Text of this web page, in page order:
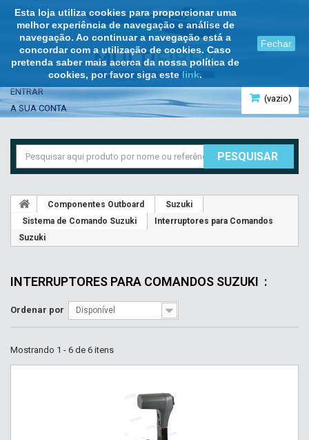
Esta loja utiliza cookies para proporcionar uma
melhor experiência de navegação e análise de
navegação. Ao continuar a navegação está a
concordar com a utilização de cookies. Caso
pretenda saber mais acerca da nossa política de
cookies, por favor siga este link.
Fechar
(vazio)
ENTRAR
A SUA CONTA
PESQUISAR
Componentes Outboard
Suzuki
Sistema de Comando Suzuki
Interruptores para Comandos
Suzuki
INTERRUPTORES PARA COMANDOS SUZUKI :
Ordenar por Disponível
Mostrando 1 - 6 de 6 itens